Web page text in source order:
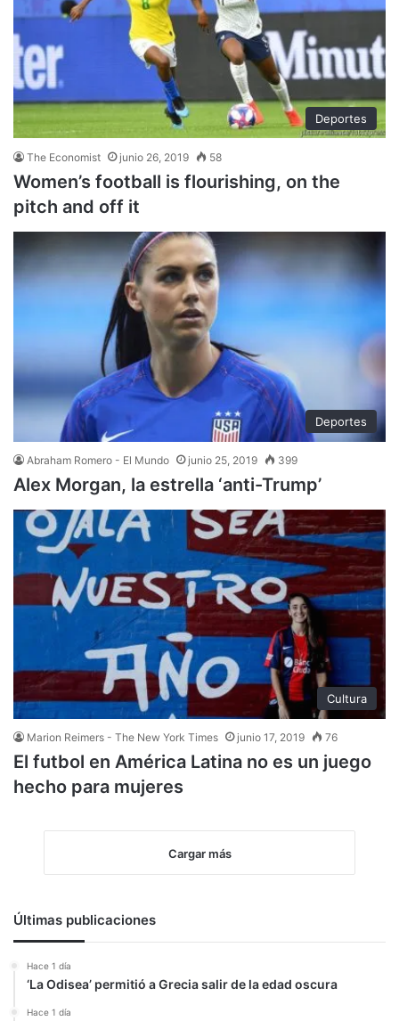
Deportes
The Economist junio 26, 2019 58
Women’s football is flourishing, on the
pitch and off it
Deportes
Abraham Romero - El Mundo junio 25, 2019 399
Alex Morgan, la estrella ‘anti-Trump’
Cultura
Marion Reimers - The New York Times junio 17, 2019 76
El futbol en América Latina no es un juego
hecho para mujeres
Cargar más
Últimas publicaciones
Hace 1 día
‘La Odisea’ permitió a Grecia salir de la edad oscura
Hace 1 día